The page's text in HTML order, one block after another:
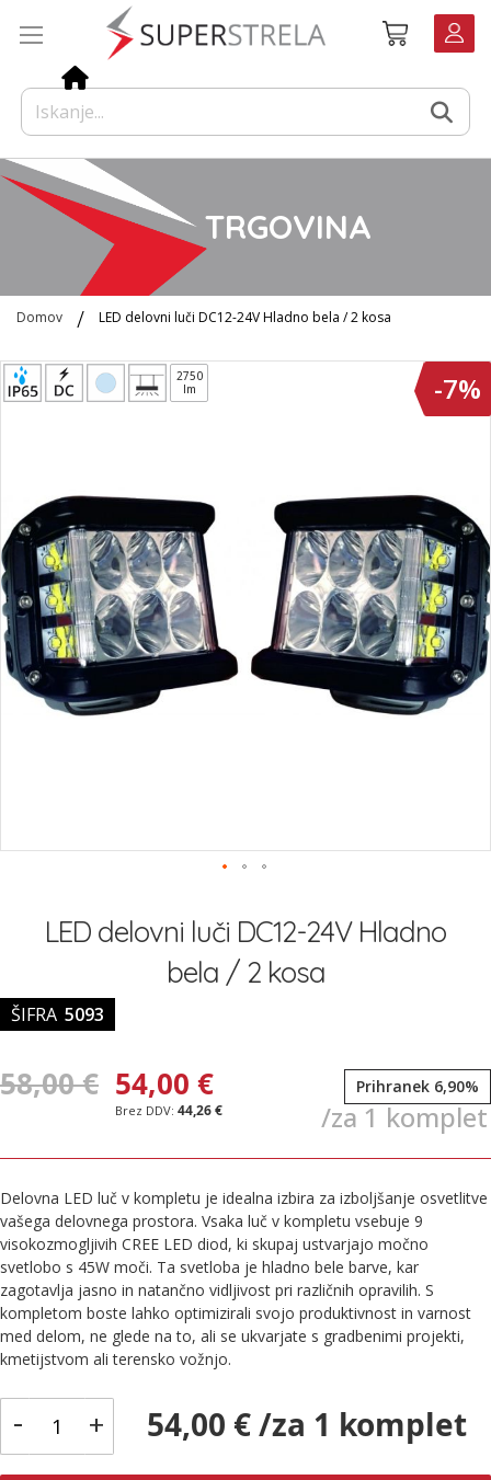
Košarica
TRGOVINA
Domov LED delovni luči DC12-24V Hladno bela / 2 kosa
Preskoči
na
2750
lm
-7%
začetekLED delovni luči DC12-24V Hladno
bela / 2 kosa
ŠIFRA 5093
58,00 € 54,00 €
44,26 €
Prihranek 6,90%
/za 1 komplet
Delovna LED luč v kompletu je idealna izbira za izboljšanje osvetlitve
vašega delovnega prostora. Vsaka luč v kompletu vsebuje 9
visokozmogljivih CREE LED diod, ki skupaj ustvarjajo močno
svetlobo s 45W moči. Ta svetloba je hladno bele barve, kar
zagotavlja jasno in natančno vidljivost pri različnih opravilih. S
kompletom boste lahko optimizirali svojo produktivnost in varnost
med delom, ne glede na to, ali se ukvarjate s gradbenimi projekti,
kmetijstvom ali terensko vožnjo.
- + 54,00 € /za 1 komplet